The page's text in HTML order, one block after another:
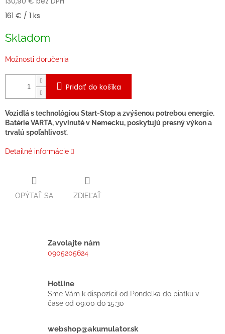
Jednotková
161 € / 1 ks
Skladom
Možnosti doručenia
Pridať do košíka
Vozidlá s technológiou Start-Stop a zvýšenou potrebou energie.
Batérie VARTA, vyvinuté v Nemecku, poskytujú presný výkon a
trvalú spoľahlivosť.​
Detailné informácie
OPÝTAŤ SA ZDIEĽAŤ
Zavolajte nám
0905205624
Hotline
Sme Vám k dispozícií od Pondelka do piatku v
čase od 09:00 do 15:30
webshop@akumulator.sk